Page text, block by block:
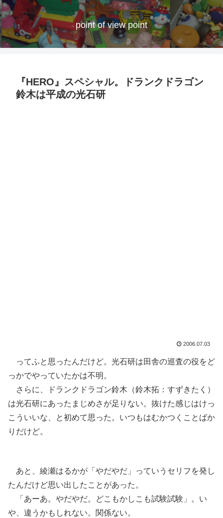
point of view point
『HERO』スペシャル。ドランクドラゴン
鈴木は平成の光石研
2006.07.03
ってふと思ったんだけど。光石研は田舎の巡査の役をど
っかでやっていたかは不明。
さらに、ドランクドラゴン鈴木（鈴木拓：すずきたく）
は光石研にあったまじめさが足りない。抜けた感じはけっ
こういいな、と初めて思った。いつもはむかつくことばか
りだけど。
あと、綾瀬はるかが「やだやだ」っていうセリフを発し
たんだけど思い出したことがあった。
「あーあ。やだやだ。どこもかしこも試験試験」。い
や、違うかもしれない。関係ない。